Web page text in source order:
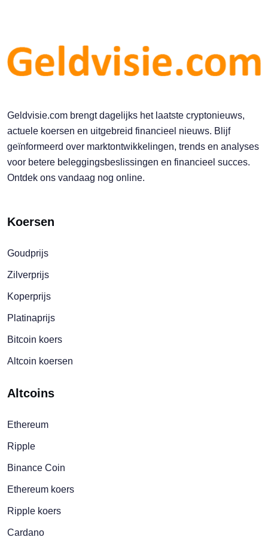
Geldvisie.com brengt dagelijks het laatste cryptonieuws,
actuele koersen en uitgebreid financieel nieuws. Blijf
geïnformeerd over marktontwikkelingen, trends en analyses
voor betere beleggingsbeslissingen en financieel succes.
Ontdek ons vandaag nog online.
Koersen
Goudprijs
Zilverprijs
Koperprijs
Platinaprijs
Bitcoin koers
Altcoin koersen
Altcoins
Ethereum
Ripple
Binance Coin
Ethereum koers
Ripple koers
Cardano